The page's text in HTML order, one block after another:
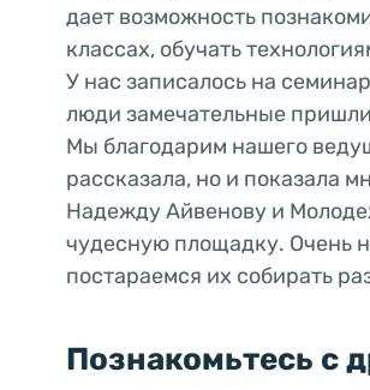
дает возможность
классах, обучать
У нас записалось на
люди замечательные
Мы благодарим нашего
рассказала, но и показала
Надежду Айвенову и
чудесную площадку. Очень
постараемся их собирать
Познакомьтесь с